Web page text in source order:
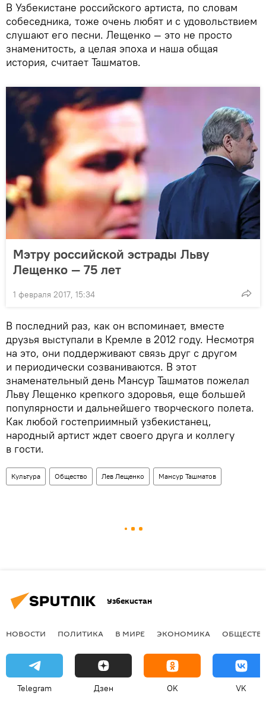
В Узбекистане российского артиста, по словам
собеседника, тоже очень любят и с удовольствием
слушают его песни. Лещенко — это не просто
знаменитость, а целая эпоха и наша общая
история, считает Ташматов.
Мэтру российской эстрады Льву
Лещенко — 75 лет
1 февраля 2017, 15:34
В последний раз, как он вспоминает, вместе
друзья выступали в Кремле в 2012 году. Несмотря
на это, они поддерживают связь друг с другом
и периодически созваниваются. В этот
знаменательный день Мансур Ташматов пожелал
Льву Лещенко крепкого здоровья, еще большей
популярности и дальнейшего творческого полета.
Как любой гостеприимный узбекистанец,
народный артист ждет своего друга и коллегу
в гости.
Культура Общество Лев Лещенко Мансур Ташматов
Узбекистан
НОВОСТИ ПОЛИТИКА В МИРЕ ЭКОНОМИКА
Telegram Дзен OK VK